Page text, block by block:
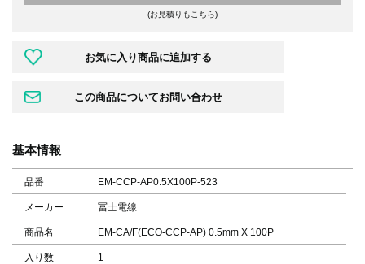
(お見積りもこちら)
基本情報
品番 EM-CCP-AP0.5X100P-523
メーカー 冨士電線
商品名 EM-CA/F(ECO-CCP-AP) 0.5mm X 100P
入り数 1